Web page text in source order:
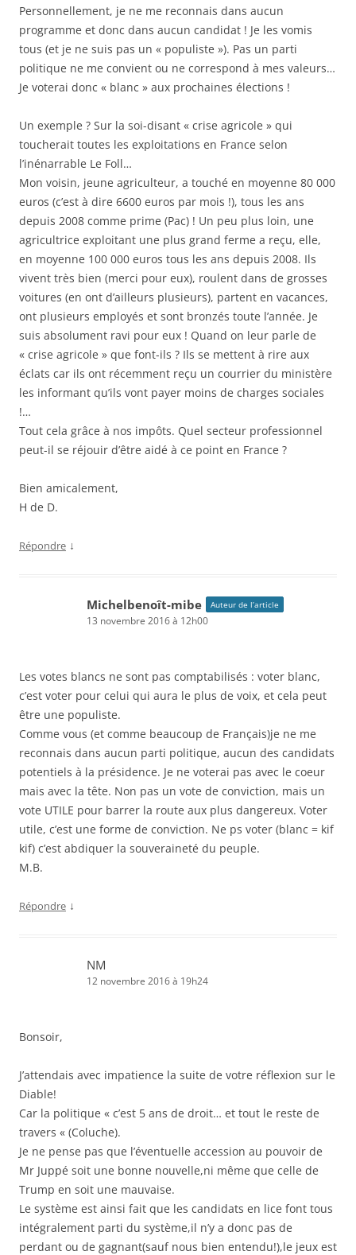
Personnellement, je ne me reconnais dans aucun
programme et donc dans aucun candidat ! Je les vomis
tous (et je ne suis pas un « populiste »). Pas un parti
politique ne me convient ou ne correspond à mes valeurs…
Je voterai donc « blanc » aux prochaines élections !
Un exemple ? Sur la soi-disant « crise agricole » qui
toucherait toutes les exploitations en France selon
l’inénarrable Le Foll…
Mon voisin, jeune agriculteur, a touché en moyenne 80 000
euros (c’est à dire 6600 euros par mois !), tous les ans
depuis 2008 comme prime (Pac) ! Un peu plus loin, une
agricultrice exploitant une plus grand ferme a reçu, elle,
en moyenne 100 000 euros tous les ans depuis 2008. Ils
vivent très bien (merci pour eux), roulent dans de grosses
voitures (en ont d’ailleurs plusieurs), partent en vacances,
ont plusieurs employés et sont bronzés toute l’année. Je
suis absolument ravi pour eux ! Quand on leur parle de
« crise agricole » que font-ils ? Ils se mettent à rire aux
éclats car ils ont récemment reçu un courrier du ministère
les informant qu’ils vont payer moins de charges sociales
!…
Tout cela grâce à nos impôts. Quel secteur professionnel
peut-il se réjouir d’être aidé à ce point en France ?
Bien amicalement,
H de D.
Répondre ↓
Michelbenoît-mibe Auteur de l’article
13 novembre 2016 à 12h00
Les votes blancs ne sont pas comptabilisés : voter blanc,
c’est voter pour celui qui aura le plus de voix, et cela peut
être une populiste.
Comme vous (et comme beaucoup de Français)je ne me
reconnais dans aucun parti politique, aucun des candidats
potentiels à la présidence. Je ne voterai pas avec le coeur
mais avec la tête. Non pas un vote de conviction, mais un
vote UTILE pour barrer la route aux plus dangereux. Voter
utile, c’est une forme de conviction. Ne ps voter (blanc = kif
kif) c’est abdiquer la souveraineté du peuple.
M.B.
Répondre ↓
NM
12 novembre 2016 à 19h24
Bonsoir,
J’attendais avec impatience la suite de votre réflexion sur le
Diable!
Car la politique « c’est 5 ans de droit… et tout le reste de
travers « (Coluche).
Je ne pense pas que l’éventuelle accession au pouvoir de
Mr Juppé soit une bonne nouvelle,ni même que celle de
Trump en soit une mauvaise.
Le système est ainsi fait que les candidats en lice font tous
intégralement parti du système,il n’y a donc pas de
perdant ou de gagnant(sauf nous bien entendu!),le jeux est